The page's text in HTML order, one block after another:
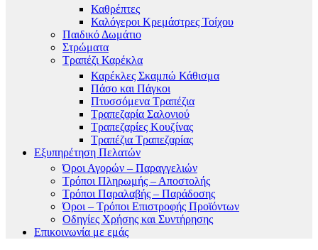
Καθρέπτες
Καλόγεροι Κρεμάστρες Τοίχου
Παιδικό Δωμάτιο
Στρώματα
Τραπέζι Καρέκλα
Καρέκλες Σκαμπώ Κάθισμα
Πάσο και Πάγκοι
Πτυσσόμενα Τραπέζια
Τραπεζαρία Σαλονιού
Τραπεζαρίες Κουζίνας
Τραπέζια Τραπεζαρίας
Εξυπηρέτηση Πελατών
Όροι Αγορών – Παραγγελιών
Τρόποι Πληρωμής – Αποστολής
Τρόποι Παραλαβής – Παράδοσης
Όροι – Τρόποι Επιστροφής Προϊόντων
Οδηγίες Χρήσης και Συντήρησης
Επικοινωνία με εμάς